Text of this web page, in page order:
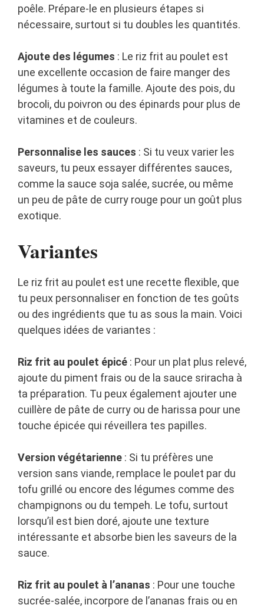
poêle. Prépare-le en plusieurs étapes si
nécessaire, surtout si tu doubles les quantités.
Ajoute des légumes : Le riz frit au poulet est
une excellente occasion de faire manger des
légumes à toute la famille. Ajoute des pois, du
brocoli, du poivron ou des épinards pour plus de
vitamines et de couleurs.
Personnalise les sauces : Si tu veux varier les
saveurs, tu peux essayer différentes sauces,
comme la sauce soja salée, sucrée, ou même
un peu de pâte de curry rouge pour un goût plus
exotique.
Variantes
Le riz frit au poulet est une recette flexible, que
tu peux personnaliser en fonction de tes goûts
ou des ingrédients que tu as sous la main. Voici
quelques idées de variantes :
Riz frit au poulet épicé : Pour un plat plus relevé,
ajoute du piment frais ou de la sauce sriracha à
ta préparation. Tu peux également ajouter une
cuillère de pâte de curry ou de harissa pour une
touche épicée qui réveillera tes papilles.
Version végétarienne : Si tu préfères une
version sans viande, remplace le poulet par du
tofu grillé ou encore des légumes comme des
champignons ou du tempeh. Le tofu, surtout
lorsqu’il est bien doré, ajoute une texture
intéressante et absorbe bien les saveurs de la
sauce.
Riz frit au poulet à l’ananas : Pour une touche
sucrée-salée, incorpore de l’ananas frais ou en